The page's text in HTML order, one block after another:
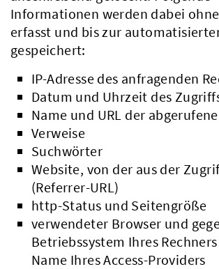
Informationen werden dabei
erfasst und bis zur
gespeichert:
IP-Adresse des anfragenden
Datum und Uhrzeit des
Name und URL der
Verweise
Suchwörter
Website, von der aus der
(Referrer-URL)
http-Status und Seitengröße
verwendeter Browser und
Betriebssystem Ihres
Name Ihres Access-Providers